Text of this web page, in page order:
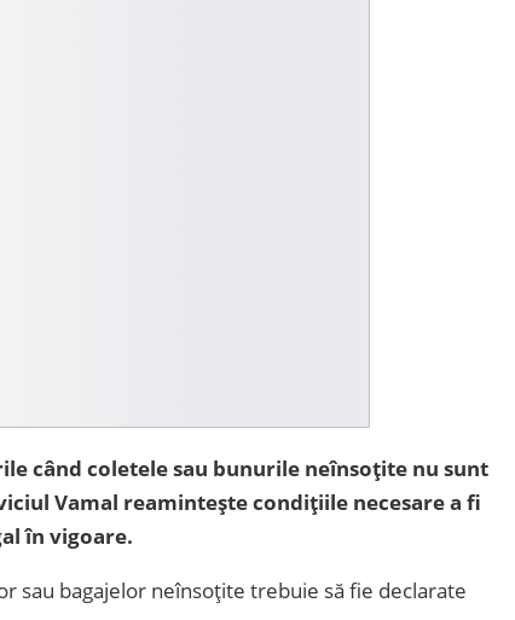
când coletele sau bunurile neînsoțite nu sunt
Vamal reamintește condițiile necesare a fi
în vigoare.
bagajelor neînsoțite trebuie să fie declarate